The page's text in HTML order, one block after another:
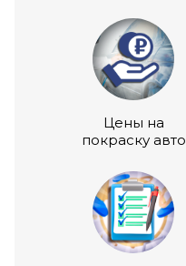
Цены на
покраску авто